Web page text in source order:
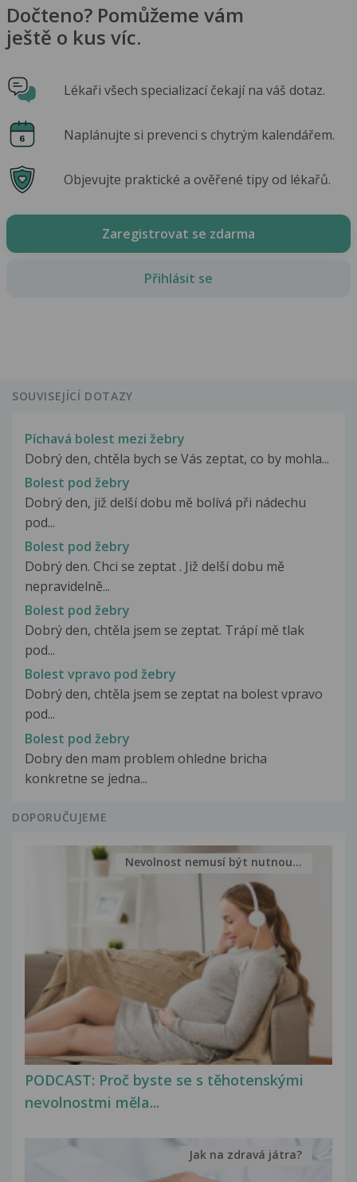
Dočteno? Pomůžeme vám
ještě o kus víc.
Lékaři všech specializací čekají na váš dotaz.
Naplánujte si prevenci s chytrým kalendářem.
Objevujte praktické a ověřené tipy od lékařů.
Zaregistrovat se zdarma
Přihlásit se
SOUVISEJÍCÍ DOTAZY
Píchavá bolest mezi žebry
Dobrý den, chtěla bych se Vás zeptat, co by mohla...
Bolest pod žebry
Dobrý den, již delší dobu mě bolívá při nádechu
pod...
Bolest pod žebry
Dobrý den. Chci se zeptat . Již delší dobu mě
nepravidelně...
Bolest pod žebry
Dobrý den, chtěla jsem se zeptat. Trápí mě tlak
pod...
Bolest vpravo pod žebry
Dobrý den, chtěla jsem se zeptat na bolest vpravo
pod...
Bolest pod žebry
Dobry den mam problem ohledne bricha
konkretne se jedna...
DOPORUČUJEME
PODCAST: Proč byste se s těhotenskými
nevolnostmi měla...
Nevolnost nemusí být nutnou...
Jak na zdravá játra?